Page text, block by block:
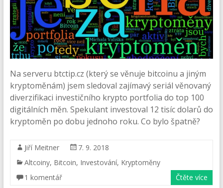
Na serveru btctip.cz (který se věnuje bitcoinu a jiným
kryptoměnám) jsem sledoval zajímavý seriál věnovaný
diverzifikaci investičního krypto portfolia do top 100
digitálních měn. Spekulant investoval 12 tisíc dolarů do
kryptoměn po dobu jednoho roku. Co bylo špatně?
Jiří Meitner
7. 9. 2018
Altcoiny, Bitcoin, Investování, Kryptoměny
1 komentář
Čtěte více